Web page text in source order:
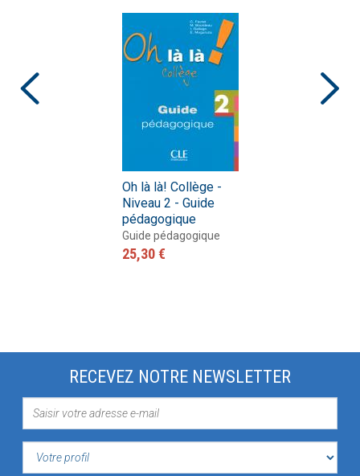
Oh là là! Collège -
Niveau 2 - Guide
pédagogique
Guide pédagogique
25,30 €
RECEVEZ NOTRE NEWSLETTER